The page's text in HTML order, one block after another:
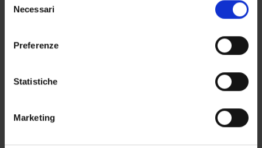
modificare o revocare il proprio consenso in qualsiasi
momento dalla Dichiarazione sui cookie o facendo clic
raccogliere informazioni sulla tua posizione
geografica, con un'approssimazione di qualche
Identificare il tuo dispositivo, scansionandolo
delNecessari
Preferenze
Statistiche
Marketing
SECTIONS